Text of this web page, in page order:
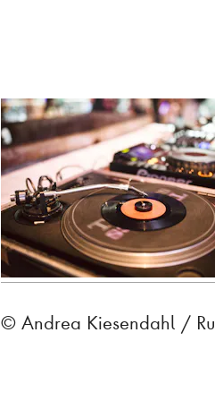
© Andrea Kiesendahl /